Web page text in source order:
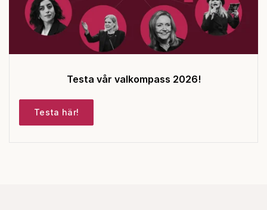
Testa vår valkompass 2026!
Testa här!